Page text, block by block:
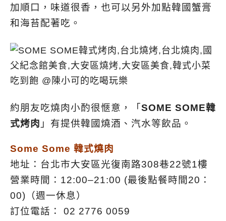
加順口，味道很香，也可以另外加點韓國蟹膏
和海苔配著吃。
約朋友吃燒肉小酌很愜意，「 SOME SOME韓
式烤肉 」有提供韓國燒酒、汽水等飲品。
Some Some 韓式燒肉
地址：台北市大安區光復南路308巷22號1樓
營業時間：12:00–21:00 (最後點餐時間20：
00)（週一休息）
訂位電話： 02 2776 0059